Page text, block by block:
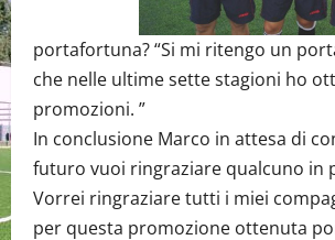
portafortuna? “Si mi ritengo un
che nelle ultime sette stagioni ho
promozioni. ”
In conclusione Marco in attesa di
futuro vuoi ringraziare qualcuno in
Vorrei ringraziare tutti i miei
per questa promozione ottenuta